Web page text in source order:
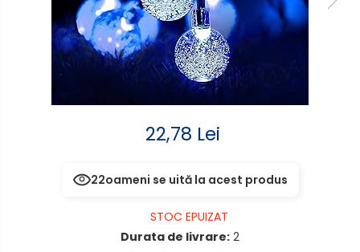
exterior
Electrocasnice de mici
dimensiuni
Mufe,Accesorii TV
Multimetru Digital
Starter/Droser
22,78 Lei
22oameni se uită la acest produs
STOC EPUIZAT
Durata de livrare: 2